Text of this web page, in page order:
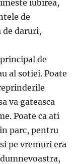
iubirea,
de
daruri,
de
al sotiei. Poate
va gateasca
Poate ca ati
parc, pentru
pe vremuri era